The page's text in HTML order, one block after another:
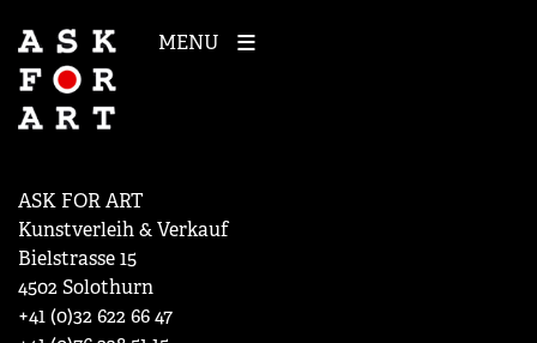
MENU
ASK FOR ART
Kunstverleih & Verkauf
Bielstrasse 15
4502 Solothurn
+41 (0)32 622 66 47